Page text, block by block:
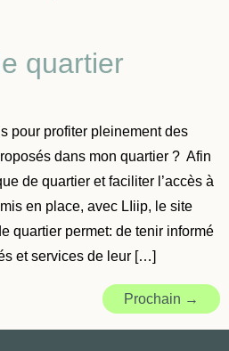
quartier
pour profiter pleinement des
dans mon quartier ? Afin
de quartier et faciliter l’accès à
en place, avec LIiip, le site
quartier permet: de tenir informé
et services de leur […]
Prochain →